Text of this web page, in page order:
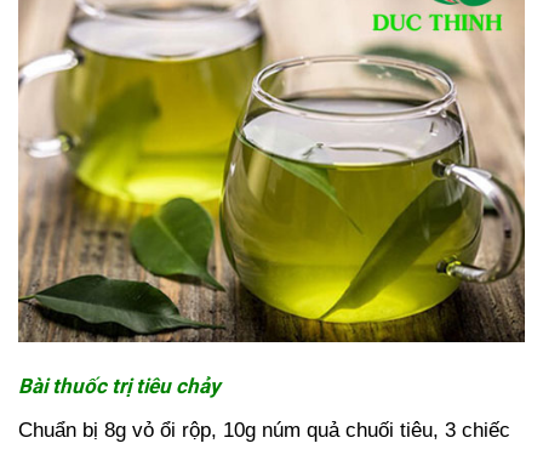
Bài thuốc trị tiêu chảy
Chuẩn bị 8g vỏ ổi rộp, 10g núm quả chuối tiêu, 3 chiếc